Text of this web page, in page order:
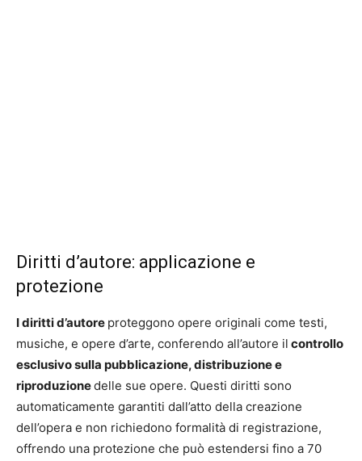
Diritti d’autore: applicazione e
protezione
I diritti d’autore proteggono opere originali come testi,
musiche, e opere d’arte, conferendo all’autore il controllo
esclusivo sulla pubblicazione, distribuzione e
riproduzionedelle sue opere. Questi diritti sono
automaticamente garantiti dall’atto della creazione
dell’opera e non richiedono formalità di registrazione,
offrendo una protezione che può estendersi fino a 70